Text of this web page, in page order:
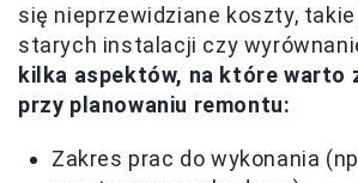
się nieprzewidziane koszty,
starych instalacji czy
kilka aspektów, na które warto
przy planowaniu remontu:
Zakres prac do wykonania